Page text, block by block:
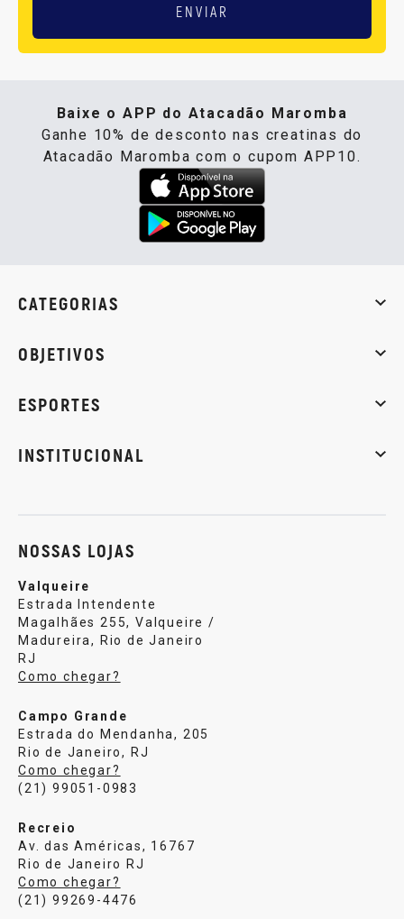
ENVIAR
Baixe o APP do Atacadão Maromba
Ganhe 10% de desconto nas creatinas do
Atacadão Maromba com o cupom APP10.
CATEGORIAS
OBJETIVOS
ESPORTES
INSTITUCIONAL
NOSSAS LOJAS
Valqueire
Estrada Intendente
Magalhães 255, Valqueire /
Madureira, Rio de Janeiro
RJ
Como chegar?
Campo Grande
Estrada do Mendanha, 205
Rio de Janeiro, RJ
Como chegar?
(21) 99051-0983
Recreio
Av. das Américas, 16767
Rio de Janeiro RJ
Como chegar?
(21) 99269-4476